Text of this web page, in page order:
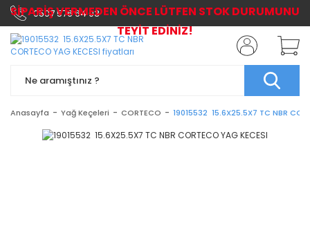
0507 576 64 03
Anasayfa Yağ Keçeleri CORTECO 19015532 15.6X25.5X7 TC NBR
SİPARİŞ VERMEDEN ÖNCE LÜTFEN STOK DURUMUNU
TEYİT EDİNİZ!